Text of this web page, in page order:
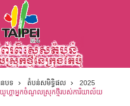
នបទ តំបន់សមិទ្ធិផល
2025
ាំយូហ្គាអ្នកចំណូលស្រុកថ្មីរបស់ការិយាល័យ